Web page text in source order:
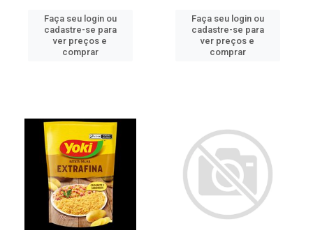
Faça seu login ou
cadastre-se para
ver preços e
comprar
Faça seu login ou
cadastre-se para
ver preços e
comprar